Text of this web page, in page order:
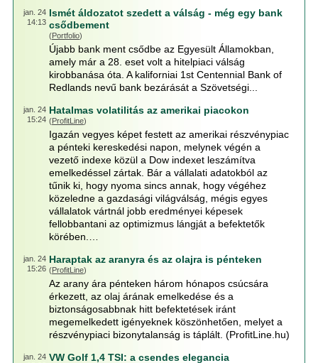
jan. 24
14:13
Ismét áldozatot szedett a válság - még egy bank
csődbement
(Portfolio)
Újabb bank ment csődbe az Egyesült Államokban,
amely már a 28. eset volt a hitelpiaci válság
kirobbanása óta. A kaliforniai 1st Centennial Bank of
Redlands nevű bank bezárását a Szövetségi...
jan. 24
15:24
Hatalmas volatilitás az amerikai piacokon
(ProfitLine)
Igazán vegyes képet festett az amerikai részvénypiac
a pénteki kereskedési napon, melynek végén a
vezető indexe közül a Dow indexet leszámítva
emelkedéssel zártak. Bár a vállalati adatokból az
tűnik ki, hogy nyoma sincs annak, hogy végéhez
közeledne a gazdasági világválság, mégis egyes
vállalatok vártnál jobb eredményei képesek
fellobbantani az optimizmus lángját a befektetők
körében.…
jan. 24
15:26
Haraptak az aranyra és az olajra is pénteken
(ProfitLine)
Az arany ára pénteken három hónapos csúcsára
érkezett, az olaj árának emelkedése és a
biztonságosabbnak hitt befektetések iránt
megemelkedett igényeknek köszönhetően, melyet a
részvénypiaci bizonytalanság is táplált. (ProfitLine.hu)
jan. 24 VW Golf 1,4 TSI: a csendes elegancia